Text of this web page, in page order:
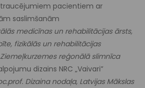
pacientiem ar
saslimšanām
medicīnas un rehabilitācijas ārsts,
fizikālās un rehabilitācijas
reģonālā slimnīca
dizains NRC „Vaivari”
Dizaina nodaļa, Latvijas Mākslas